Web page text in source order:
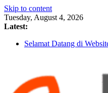
Skip to content
Tuesday, August 4, 2026
Latest:
Selamat Datang di